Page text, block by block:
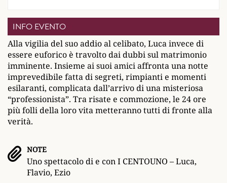
INFO EVENTO
Alla vigilia del suo addio al celibato, Luca invece di
essere euforico è travolto dai dubbi sul matrimonio
imminente. Insieme ai suoi amici affronta una notte
imprevedibile fatta di segreti, rimpianti e momenti
esilaranti, complicata dall’arrivo di una misteriosa
“professionista”. Tra risate e commozione, le 24 ore
più folli della loro vita metteranno tutti di fronte alla
verità.
NOTE
Uno spettacolo di e con I CENTOUNO – Luca,
Flavio, Ezio